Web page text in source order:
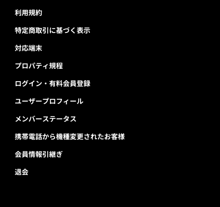
利用規約
特定商取引に基づく表示
対応端末
プロパティ規程
ログイン・有料会員登録
ユーザープロフィール
メンバーステータス
携帯電話から機種変更されたお客様
会員情報引継ぎ
退会